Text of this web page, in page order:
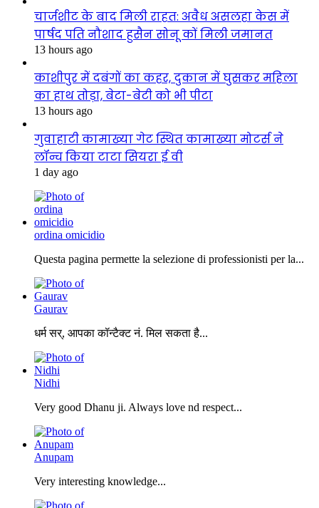
चार्जशीट के बाद मिली राहत: अवैध असलहा केस में
पार्षद पति नौशाद हुसैन सोनू कों मिली जमानत
13 hours ago
काशीपुर में दबंगों का कहर, दुकान में घुसकर महिला
का हाथ तोड़ा, बेटा-बेटी को भी पीटा
13 hours ago
गुवाहाटी कामाख्या गेट स्थित कामाख्या मोटर्स ने
लॉन्च किया टाटा सियरा ई वी
1 day ago
ordina omicidio
Questa pagina permette la selezione di professionisti per la...
Gaurav
धर्म सर्, आपका कॉन्टैक्ट नं. मिल सकता है...
Nidhi
Very good Dhanu ji. Always love nd respect...
Anupam
Very interesting knowledge...